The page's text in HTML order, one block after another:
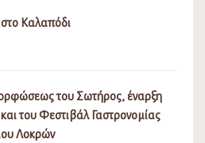
Καλαπόδι
του Σωτήρος, έναρξη
του Φεστιβάλ Γαστρονομίας
Λοκρών